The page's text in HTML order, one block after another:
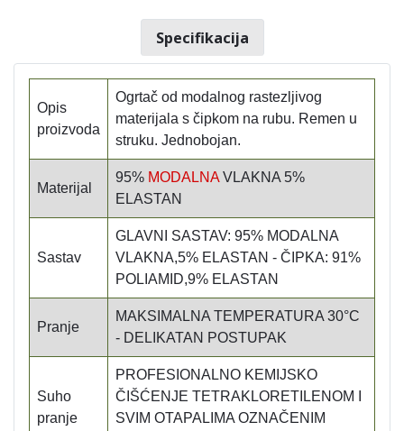
Specifikacija
Opis
proizvoda
Ogrtač od modalnog rastezljivog
materijala s čipkom na rubu. Remen u
struku. Jednobojan.
Materijal
95% MODALNA VLAKNA 5%
ELASTAN
Sastav
GLAVNI SASTAV: 95% MODALNA
VLAKNA,5% ELASTAN - ČIPKA: 91%
POLIAMID,9% ELASTAN
Pranje
MAKSIMALNA TEMPERATURA 30°C
- DELIKATAN POSTUPAK
Suho
pranje
PROFESIONALNO KEMIJSKO
ČIŠĆENJE TETRAKLORETILENOM I
SVIM OTAPALIMA OZNAČENIM